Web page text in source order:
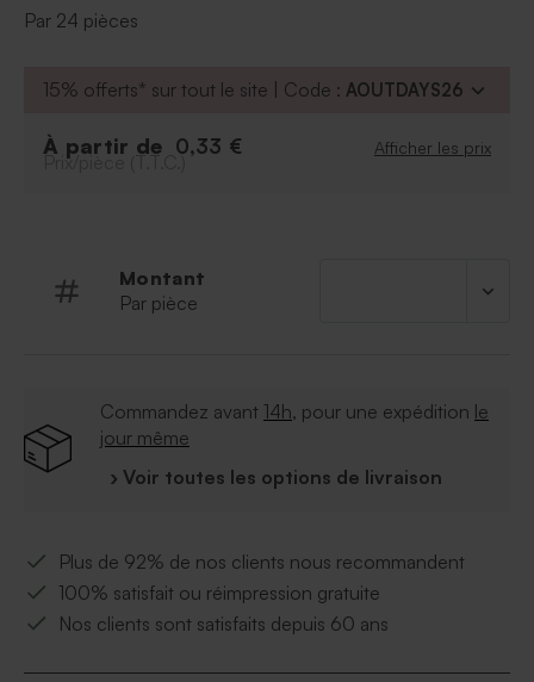
apposez-le sur le dos de l'enveloppe. L'harmonie sera
*Diamètre 4,4 cm
Par 24 pièces
15% offerts* sur tout le site | Code : AOUTDAYS26
À partir de 0,33 € Afficher les prix
Prix/pièce (T.T.C.)
Montant
Par pièce
Commandez avant 14h, pour une expédition le
jour même
› Voir toutes les options de livraison
Plus de 92% de nos clients nous recommandent
100% satisfait ou réimpression gratuite
Nos clients sont satisfaits depuis 60 ans